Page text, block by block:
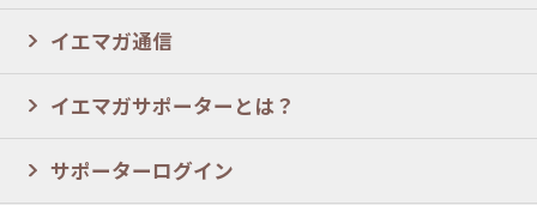
イエマガ通信
イエマガサポーターとは？
サポーターログイン